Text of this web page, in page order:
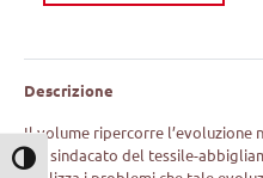
Attiva/disattiva alto contrasto
Descrizione
Il volume ripercorre l’evoluzione
dal sindacato del tessile-